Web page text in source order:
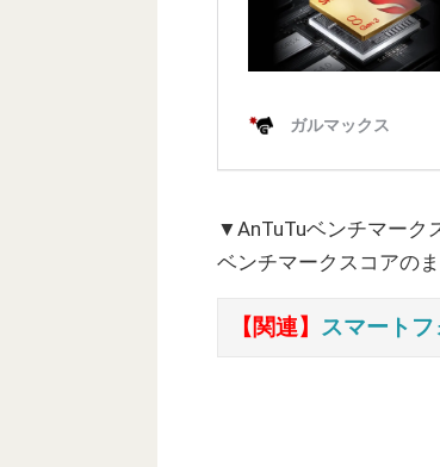
▼AnTuTuベンチマーク
ベンチマークスコアの
【関連】 スマート